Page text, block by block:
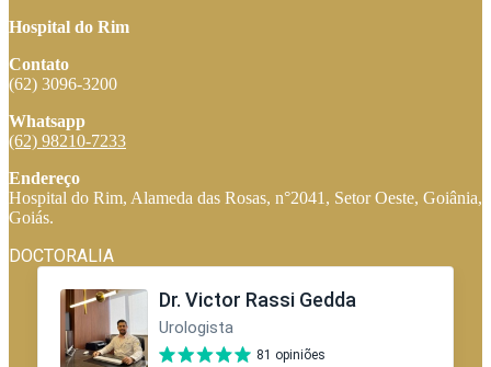
Hospital do Rim
Contato
(62) 3096-3200
Whatsapp
(62) 98210-7233
Endereço
Hospital do Rim, Alameda das Rosas, n°2041, Setor Oeste, Goiânia,
Goiás.
DOCTORALIA